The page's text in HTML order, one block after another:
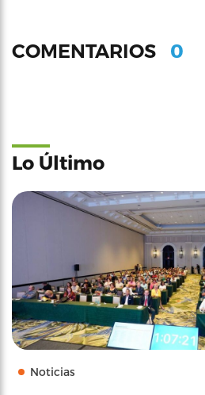
COMENTARIOS 0
Lo Último
Noticias